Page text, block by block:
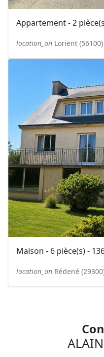
Appartement - 2
location_on Lorient (56100)
Maison - 6 pièce(s) -
location_on Rédené